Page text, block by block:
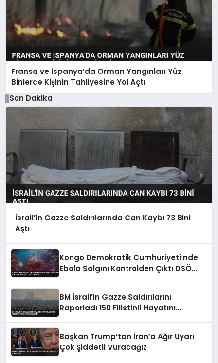
Fransa ve İspanya’da Orman Yangınları Yüz
Binlerce Kişinin Tahliyesine Yol Açtı
Son Dakika
İsrail’in Gazze Saldırılarında Can Kaybı 73 Bini
Aştı
Kongo Demokratik Cumhuriyeti’nde
Ebola Salgını Kontrolden Çıktı DSÖ
BM İsrail’in Gazze Saldırılarını
Raporladı 150 Filistinli Hayatını
Başkan Trump’tan İran’a Ağır Uyarı
Çok Şiddetli Vuracağız